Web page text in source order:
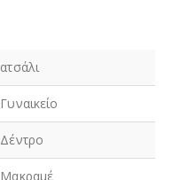
ατσάλι
Γυναικείο
Δέντρο
Μακραμέ